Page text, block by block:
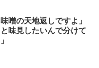
噌の天地返しですよ」
味見したいんで分けて